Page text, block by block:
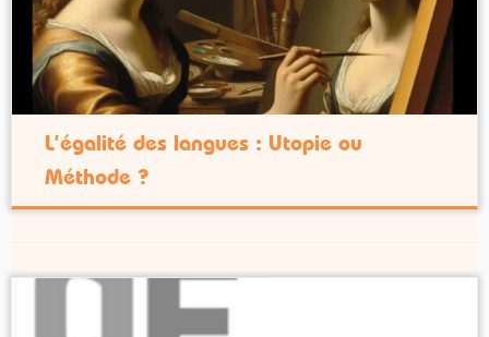
L’égalité des langues : Utopie ou
Méthode ?